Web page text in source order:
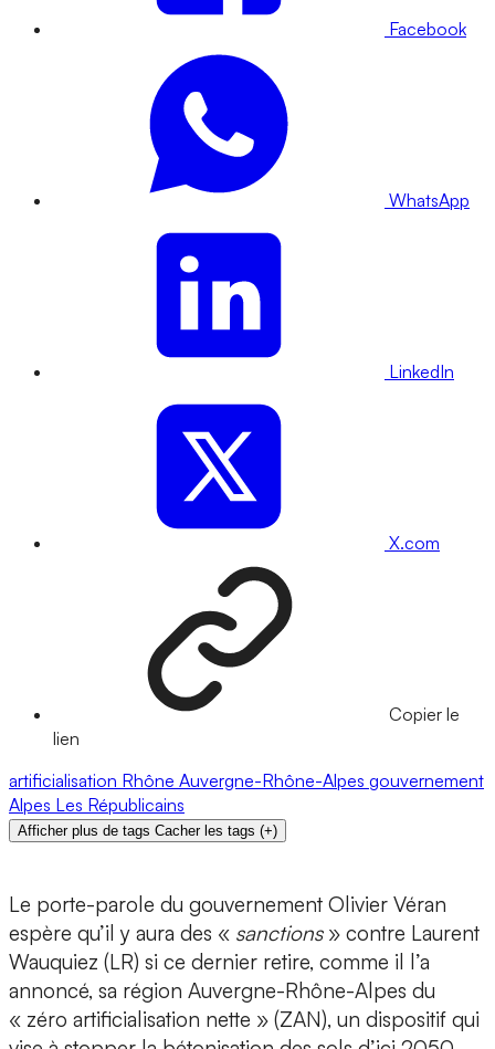
Facebook
WhatsApp
LinkedIn
X.com
Copier le
lien
artificialisation Rhône Auvergne-Rhône-Alpes gouvernement
Alpes Les Républicains
Afficher plus de tags Cacher les tags (+)
Le porte-parole du gouvernement Olivier Véran
espère qu’il y aura des « sanctions» contre Laurent
Wauquiez (LR) si ce dernier retire, comme il l’a
annoncé, sa région Auvergne-Rhône-Alpes du
« zéro artificialisation nette » (ZAN), un dispositif qui